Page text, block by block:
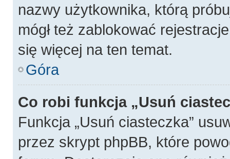
nazwy użytkownika, którą
mógł też zablokować
się więcej na ten temat.
Góra
Co robi funkcja „Usuń
Funkcja „Usuń ciasteczka”
przez skrypt phpBB, które